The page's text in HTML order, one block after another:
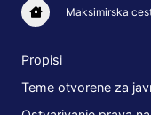
Maksimirska
Propisi
Teme otvorene za